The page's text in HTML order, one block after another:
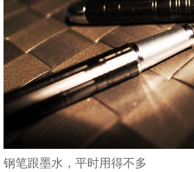
钢笔跟墨水，平时用得不多